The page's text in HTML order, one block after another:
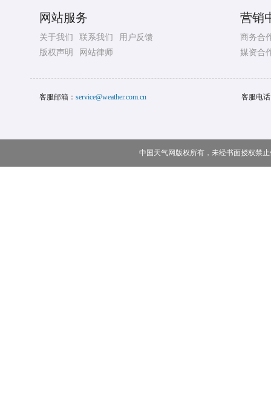
网站服务
关于我们 联系我们
用户反馈
版权声明
网站律师
营销
商务合
媒资合
客服邮箱： service@weather.com.cn 客服电
中国天气网版权所有，未经书面授权